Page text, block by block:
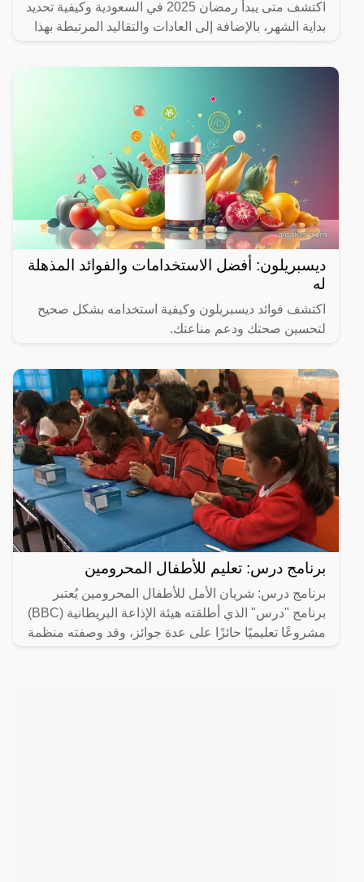
اكتشف متى يبدأ رمضان 2025 في السعودية وكيفية تحديد
بداية الشهر، بالإضافة إلى العادات والتقاليد المرتبطة بهذا
ديسبريلون: أفضل الاستخدامات والفوائد المذهلة
له
اكتشف فوائد ديسبريلون وكيفية استخدامه بشكل صحيح
لتحسين صحتك ودعم مناعتك.
برنامج درس: تعليم للأطفال المحرومين
برنامج درس: شريان الأمل للأطفال المحرومين يُعتبر
برنامج "درس" الذي أطلقته هيئة الإذاعة البريطانية (BBC)
مشروعًا تعليميًا حائزًا على عدة جوائز، وقد وصفته منظمة